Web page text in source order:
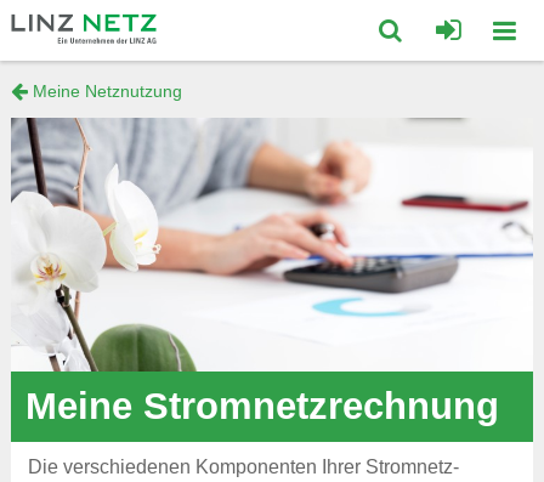
zum
Inhalt
springen
zum
Footer
springen
Meine Netznutzung
Meine Stromnetzrechnung
Die verschiedenen Komponenten Ihrer Stromnetz-